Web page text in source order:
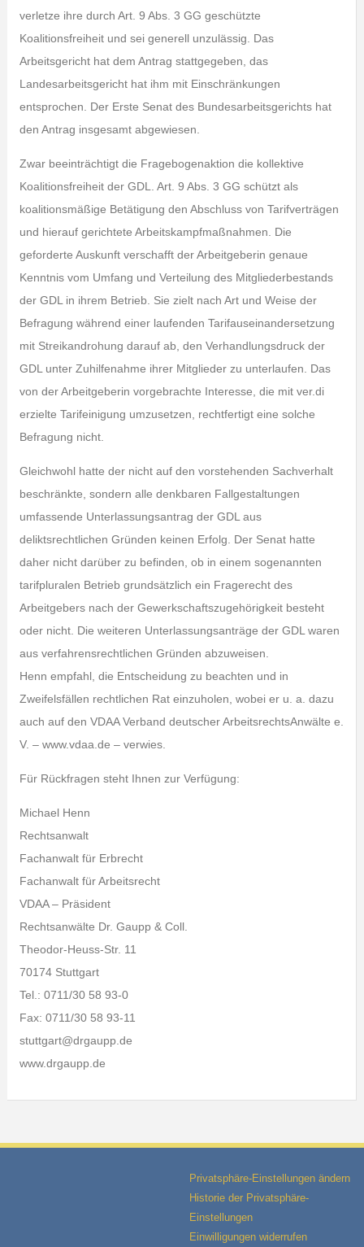
verletze ihre durch Art. 9 Abs. 3 GG geschützte
Koalitionsfreiheit und sei generell unzulässig. Das
Arbeitsgericht hat dem Antrag stattgegeben, das
Landesarbeitsgericht hat ihm mit Einschränkungen
entsprochen. Der Erste Senat des Bundesarbeitsgerichts hat
den Antrag insgesamt abgewiesen.
Zwar beeinträchtigt die Fragebogenaktion die kollektive
Koalitionsfreiheit der GDL. Art. 9 Abs. 3 GG schützt als
koalitionsmäßige Betätigung den Abschluss von Tarifverträgen
und hierauf gerichtete Arbeitskampfmaßnahmen. Die
geforderte Auskunft verschafft der Arbeitgeberin genaue
Kenntnis vom Umfang und Verteilung des Mitgliederbestands
der GDL in ihrem Betrieb. Sie zielt nach Art und Weise der
Befragung während einer laufenden Tarifauseinandersetzung
mit Streikandrohung darauf ab, den Verhandlungsdruck der
GDL unter Zuhilfenahme ihrer Mitglieder zu unterlaufen. Das
von der Arbeitgeberin vorgebrachte Interesse, die mit ver.di
erzielte Tarifeinigung umzusetzen, rechtfertigt eine solche
Befragung nicht.
Gleichwohl hatte der nicht auf den vorstehenden Sachverhalt
beschränkte, sondern alle denkbaren Fallgestaltungen
umfassende Unterlassungsantrag der GDL aus
deliktsrechtlichen Gründen keinen Erfolg. Der Senat hatte
daher nicht darüber zu befinden, ob in einem sogenannten
tarifpluralen Betrieb grundsätzlich ein Fragerecht des
Arbeitgebers nach der Gewerkschaftszugehörigkeit besteht
oder nicht. Die weiteren Unterlassungsanträge der GDL waren
aus verfahrensrechtlichen Gründen abzuweisen.
Henn empfahl, die Entscheidung zu beachten und in
Zweifelsfällen rechtlichen Rat einzuholen, wobei er u. a. dazu
auch auf den VDAA Verband deutscher ArbeitsrechtsAnwälte e.
V. – www.vdaa.de – verwies.
Für Rückfragen steht Ihnen zur Verfügung:
Michael Henn
Rechtsanwalt
Fachanwalt für Erbrecht
Fachanwalt für Arbeitsrecht
VDAA – Präsident
Rechtsanwälte Dr. Gaupp & Coll.
Theodor-Heuss-Str. 11
70174 Stuttgart
Tel.: 0711/30 58 93-0
Fax: 0711/30 58 93-11
stuttgart@drgaupp.de
www.drgaupp.de
Privatsphäre-Einstellungen ändern
Historie der Privatsphäre-
Einstellungen
Einwilligungen widerrufen